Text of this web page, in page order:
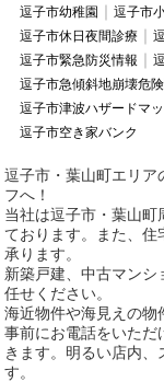
逗子市幼稚園
逗子市
逗子市休日夜間診療
逗子市緊急防災情報
逗子市急傾斜地崩壊危
逗子市津波ハザードマ
逗子市空き家バンク
逗子市・葉山町エリア
フへ！
当社は逗子市・葉山町
ております。また、
承ります。
新築戸建、中古マン
任せください。
海近物件や海見えの物
事前にお電話をいた
きます。明るい店内
す。